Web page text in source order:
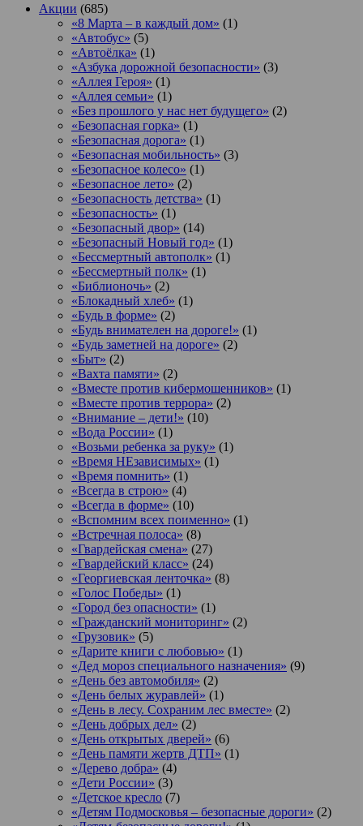
Акции (685)
«8 Марта – в каждый дом» (1)
«Автобус» (5)
«Автоёлка» (1)
«Азбука дорожной безопасности» (3)
«Аллея Героя» (1)
«Аллея семьи» (1)
«Без прошлого у нас нет будущего» (2)
«Безопасная горка» (1)
«Безопасная дорога» (1)
«Безопасная мобильность» (3)
«Безопасное колесо» (1)
«Безопасное лето» (2)
«Безопасность детства» (1)
«Безопасность» (1)
«Безопасный двор» (14)
«Безопасный Новый год» (1)
«Бессмертный автополк» (1)
«Бессмертный полк» (1)
«Библионочь» (2)
«Блокадный хлеб» (1)
«Будь в форме» (2)
«Будь внимателен на дороге!» (1)
«Будь заметней на дороге» (2)
«Быт» (2)
«Вахта памяти» (2)
«Вместе против кибермошенников» (1)
«Вместе против террора» (2)
«Внимание – дети!» (10)
«Вода России» (1)
«Возьми ребенка за руку» (1)
«Время НЕзависимых» (1)
«Время помнить» (1)
«Всегда в строю» (4)
«Всегда в форме» (10)
«Вспомним всех поименно» (1)
«Встречная полоса» (8)
«Гвардейская смена» (27)
«Гвардейский класс» (24)
«Георгиевская ленточка» (8)
«Голос Победы» (1)
«Город без опасности» (1)
«Гражданский мониторинг» (2)
«Грузовик» (5)
«Дарите книги с любовью» (1)
«Дед мороз специального назначения» (9)
«День без автомобиля» (2)
«День белых журавлей» (1)
«День в лесу. Сохраним лес вместе» (2)
«День добрых дел» (2)
«День открытых дверей» (6)
«День памяти жертв ДТП» (1)
«Дерево добра» (4)
«Дети России» (3)
«Детское кресло (7)
«Детям Подмосковья – безопасные дороги» (2)